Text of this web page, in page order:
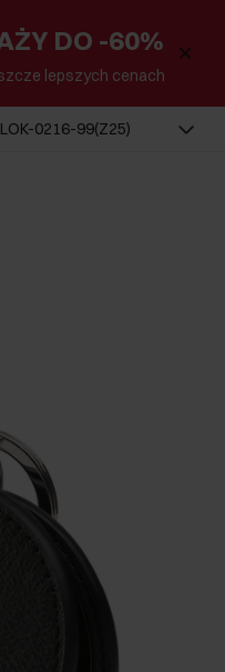
DO -60%
lepszych cenach
0216-99(Z25)